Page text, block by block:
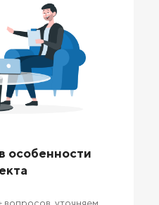
особенности